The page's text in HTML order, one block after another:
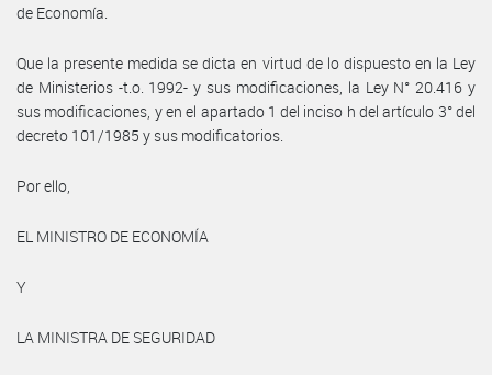
de Economía.
Que la presente medida se dicta en virtud de lo dispuesto en la Ley
de Ministerios -t.o. 1992- y sus modificaciones, la Ley N° 20.416 y
sus modificaciones, y en el apartado 1 del inciso h del artículo 3° del
decreto 101/1985 y sus modificatorios.
Por ello,
EL MINISTRO DE ECONOMÍA
Y
LA MINISTRA DE SEGURIDAD